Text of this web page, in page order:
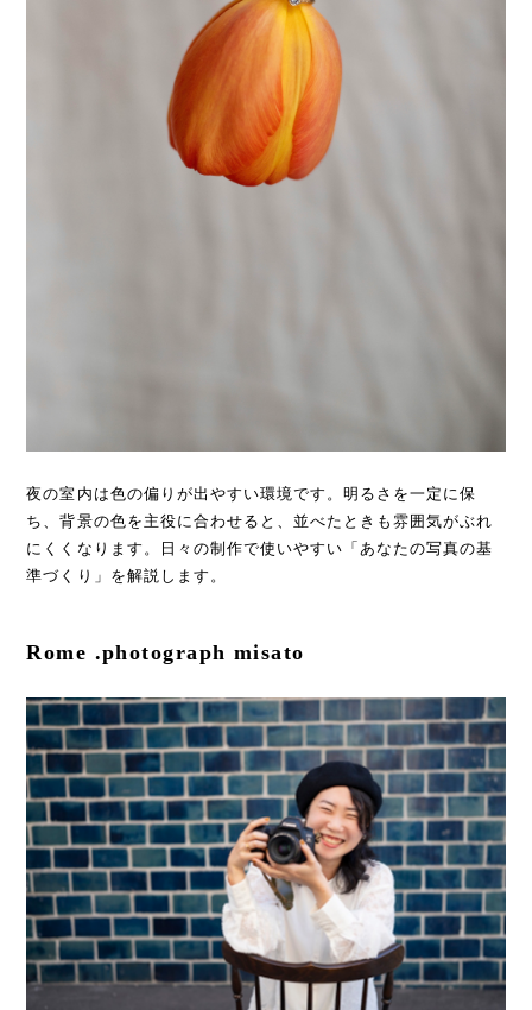
夜の室内は色の偏りが出やすい環境です。明るさを一定に保
ち、背景の色を主役に合わせると、並べたときも雰囲気がぶれ
にくくなります。日々の制作で使いやすい「あなたの写真の基
準づくり」を解説します。
Rome .photograph misato